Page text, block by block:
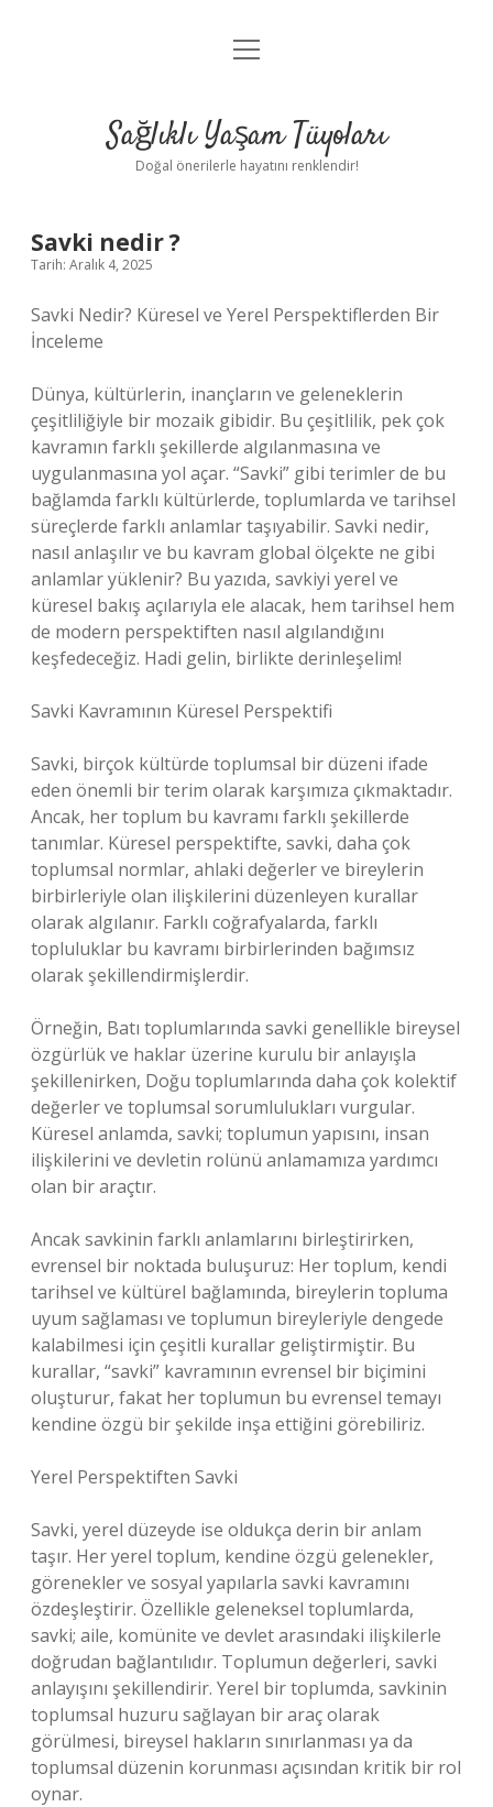
Anasayfa
Yasal Uyarı
menüyü
Sağlıklı Yaşam Tüyoları
Doğal önerilerle hayatını renklendir!
Savki nedir ?
Tarih: Aralık 4, 2025
Savki Nedir? Küresel ve Yerel Perspektiflerden Bir
İnceleme
Dünya, kültürlerin, inançların ve geleneklerin
çeşitliliğiyle bir mozaik gibidir. Bu çeşitlilik, pek çok
kavramın farklı şekillerde algılanmasına ve
uygulanmasına yol açar. “Savki” gibi terimler de bu
bağlamda farklı kültürlerde, toplumlarda ve tarihsel
süreçlerde farklı anlamlar taşıyabilir. Savki nedir,
nasıl anlaşılır ve bu kavram global ölçekte ne gibi
anlamlar yüklenir? Bu yazıda, savkiyi yerel ve
küresel bakış açılarıyla ele alacak, hem tarihsel hem
de modern perspektiften nasıl algılandığını
keşfedeceğiz. Hadi gelin, birlikte derinleşelim!
Savki Kavramının Küresel Perspektifi
Savki, birçok kültürde toplumsal bir düzeni ifade
eden önemli bir terim olarak karşımıza çıkmaktadır.
Ancak, her toplum bu kavramı farklı şekillerde
tanımlar. Küresel perspektifte, savki, daha çok
toplumsal normlar, ahlaki değerler ve bireylerin
birbirleriyle olan ilişkilerini düzenleyen kurallar
olarak algılanır. Farklı coğrafyalarda, farklı
topluluklar bu kavramı birbirlerinden bağımsız
olarak şekillendirmişlerdir.
Örneğin, Batı toplumlarında savki genellikle bireysel
özgürlük ve haklar üzerine kurulu bir anlayışla
şekillenirken, Doğu toplumlarında daha çok kolektif
değerler ve toplumsal sorumlulukları vurgular.
Küresel anlamda, savki; toplumun yapısını, insan
ilişkilerini ve devletin rolünü anlamamıza yardımcı
olan bir araçtır.
Ancak savkinin farklı anlamlarını birleştirirken,
evrensel bir noktada buluşuruz: Her toplum, kendi
tarihsel ve kültürel bağlamında, bireylerin topluma
uyum sağlaması ve toplumun bireyleriyle dengede
kalabilmesi için çeşitli kurallar geliştirmiştir. Bu
kurallar, “savki” kavramının evrensel bir biçimini
oluşturur, fakat her toplumun bu evrensel temayı
kendine özgü bir şekilde inşa ettiğini görebiliriz.
Yerel Perspektiften Savki
Savki, yerel düzeyde ise oldukça derin bir anlam
taşır. Her yerel toplum, kendine özgü gelenekler,
görenekler ve sosyal yapılarla savki kavramını
özdeşleştirir. Özellikle geleneksel toplumlarda,
savki; aile, komünite ve devlet arasındaki ilişkilerle
doğrudan bağlantılıdır. Toplumun değerleri, savki
anlayışını şekillendirir. Yerel bir toplumda, savkinin
toplumsal huzuru sağlayan bir araç olarak
görülmesi, bireysel hakların sınırlanması ya da
toplumsal düzenin korunması açısından kritik bir rol
oynar.